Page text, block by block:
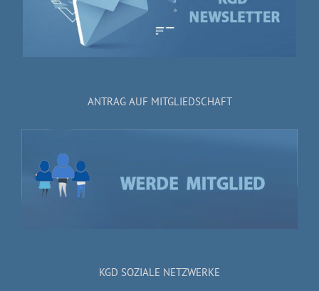
ANTRAG AUF MITGLIEDSCHAFT
KGD SOZIALE NETZWERKE